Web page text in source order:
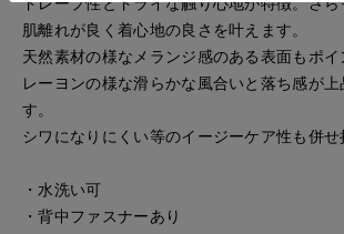
肌離れが良く着心地の良さを叶えます。
天然素材の様なメランジ感のある表面もポイ
レーヨンの様な滑らかな風合いと落ち感が
す。
シワになりにくい等のイージーケア性も併せ
・水洗い可
・背中ファスナーあり